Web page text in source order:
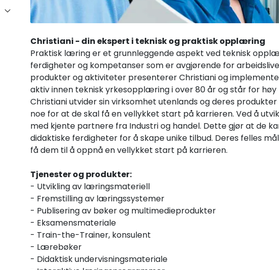
Christiani - din ekspert i teknisk og praktisk opplæring
Praktisk læring er et grunnleggende aspekt ved teknisk
ferdigheter og kompetanser som er avgjørende for
produkter og aktiviteter presenterer Christiani og
aktiv innen teknisk yrkesopplæring i over 80 år og står for
Christiani utvider sin virksomhet utenlands og deres
noe for at de skal få en vellykket start på karrieren. Ved å
med kjente partnere fra Industri og handel. Dette gjør at de
didaktiske ferdigheter for å skape unike tilbud. Deres felles
få dem til å oppnå en vellykket start på karrieren.
Tjenester og produkter:
- Utvikling av læringsmateriell
- Fremstilling av læringssystemer
- Publisering av bøker og multimedieprodukter
- Eksamensmateriale
- Train-the-Trainer, konsulent
- Lærebøker
- Didaktisk undervisningsmateriale